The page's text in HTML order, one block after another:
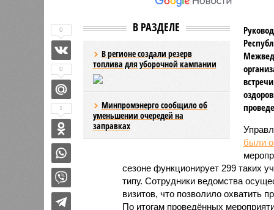
В РАЗДЕЛЕ
В регионе создали резерв
топлива для уборочной кампании
Минпромэнерго сообщило об
уменьшении очередей на
заправках
были
сезоне функционирует 299 таких
типу. Сотрудники ведомства
визитов, что позволило охватить
По итогам проведённых
0
0
1